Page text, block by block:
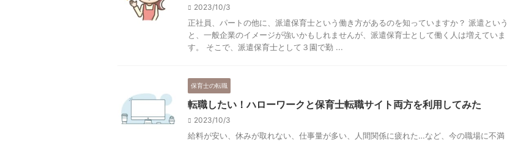
2023/10/3
正社員、パートの他に、派遣保育士という働き方があるのを知っていますか？ 派遣という
と、一般企業のイメージが強いかもしれませんが、派遣保育士として働く人は増えていま
す。 そこで、派遣保育士として３園で勤 ...
保育士の転職
転職したい！ハローワークと保育士転職サイト両方を利用してみた
2023/10/3
給料が安い、休みが取れない、仕事量が多い、人間関係に疲れた…など、今の職場に不満